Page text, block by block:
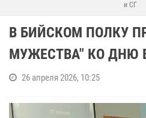
и СГ
В БИЙСКОМ ПОЛКУ
МУЖЕСТВА" КО ДНЮ
26 апреля 2026, 10:25